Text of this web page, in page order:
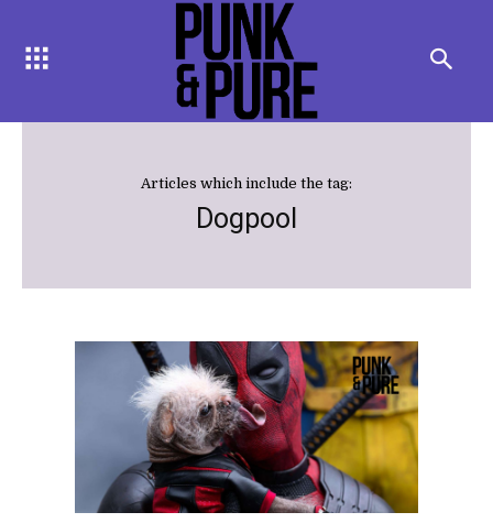
Articles which include the tag:
Dogpool